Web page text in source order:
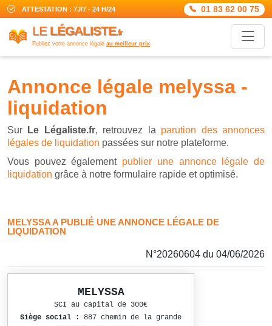
ATTESTATION : 7J/7 - 24 H/24 01 83 62 00 75
LE LÉGALISTE.fr
Publiez votre annonce légale au meilleur prix
annonce légale melyssa -
liquidation
Sur Le Légaliste.fr, retrouvez la parution des annonces
légales de liquidation passées sur notre plateforme.
Vous pouvez également publier une annonce légale de
liquidation grâce à notre formulaire rapide et optimisé.
MELYSSA A PUBLIÉ UNE ANNONCE LÉGALE DE
LIQUIDATION
N°20260604 du 04/06/2026
MELYSSA
SCI au capital de 300€
Siège social : 887 chemin de la grande